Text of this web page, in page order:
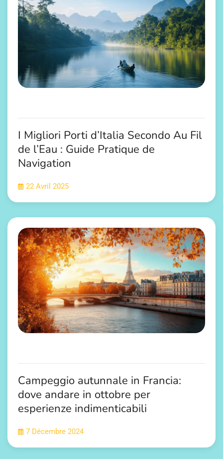
I Migliori Porti d’Italia Secondo Au Fil
de l’Eau : Guide Pratique de
Navigation
22 Avril 2025
Campeggio autunnale in Francia:
dove andare in ottobre per
esperienze indimenticabili
7 Décembre 2024